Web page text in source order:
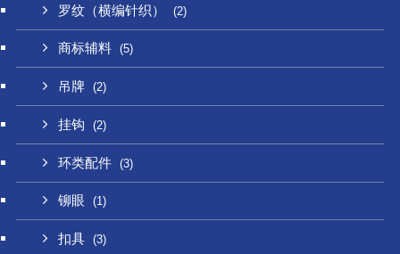
罗纹（横编针织） (2)
商标辅料 (5)
吊牌 (2)
挂钩 (2)
环类配件 (3)
铆眼 (1)
扣具 (3)